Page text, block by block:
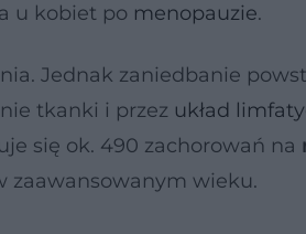
u kobiet po menopauzie.
Jednak zaniedbanie
tkanki i przez układ
się ok. 490 zachorowań na
zaawansowanym wieku.